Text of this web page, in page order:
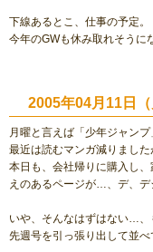
下線あるとこ、仕事の予定。
今年のGWも休み取れそうに
2005年04月11日
月曜と言えば「少年ジャンプ
最近は読むマンガ減りました
本日も、会社帰りに購入し
えのあるページが…、デ、デ
いや、そんなはずはない…、
先週号を引っ張り出して並